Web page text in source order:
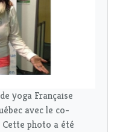
yoga Française
avec le co-
photo a été